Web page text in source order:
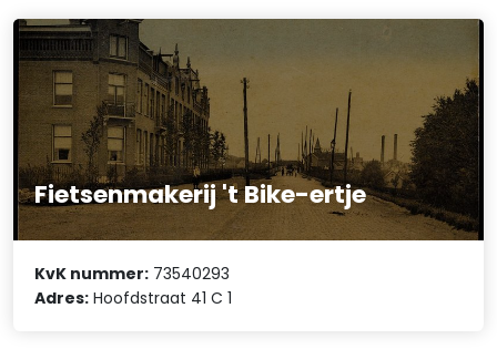
Fietsenmakerij 't Bike-ertje
KvK nummer: 73540293
Adres: Hoofdstraat 41 C 1